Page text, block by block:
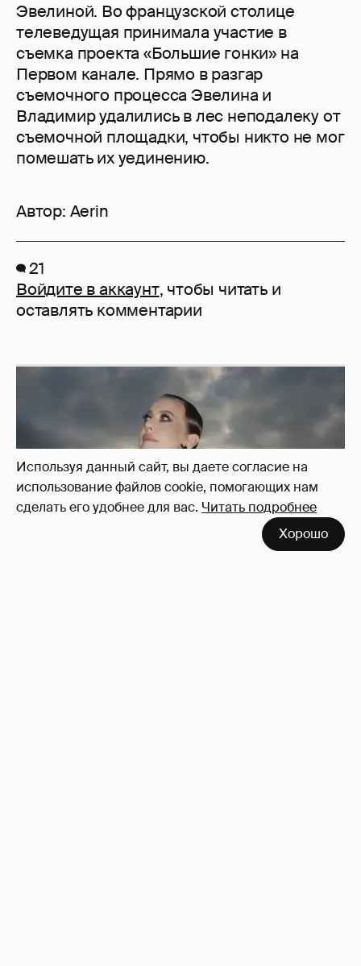
Используя данный сайт, вы даете согласие на
использование файлов cookie, помогающих нам
сделать его удобнее для вас. Читать подробнее
Хорошо
Эвелиной. Во французской столице
телеведущая принимала участие в
съемка проекта «Большие гонки» на
Первом канале. Прямо в разгар
съемочного процесса Эвелина и
Владимир удалились в лес неподалеку от
съемочной площадки, чтобы никто не мог
помешать их уединению.
Автор: Aerin
21
Войдите в аккаунт, чтобы читать и
оставлять комментарии